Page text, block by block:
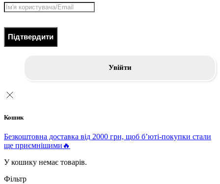
Підтвердити
Увійти
Кошик
Безкоштовна доставка від 2000 грн, щоб б’юті-покупки стали
ще приємнішими🔥
У кошику немає товарів.
Фільтр